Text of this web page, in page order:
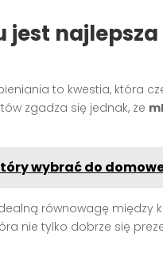
jest
to kwestia, która
zgadza się jednak, że
wybrać do
równowagę między
nie tylko dobrze się